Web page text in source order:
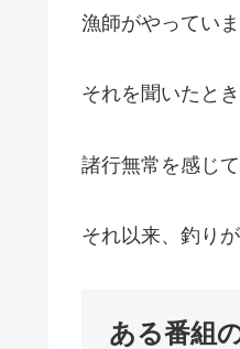
漁師がやっていま
それを聞いたと
諸行無常を感じ
それ以来、釣り
ある番組